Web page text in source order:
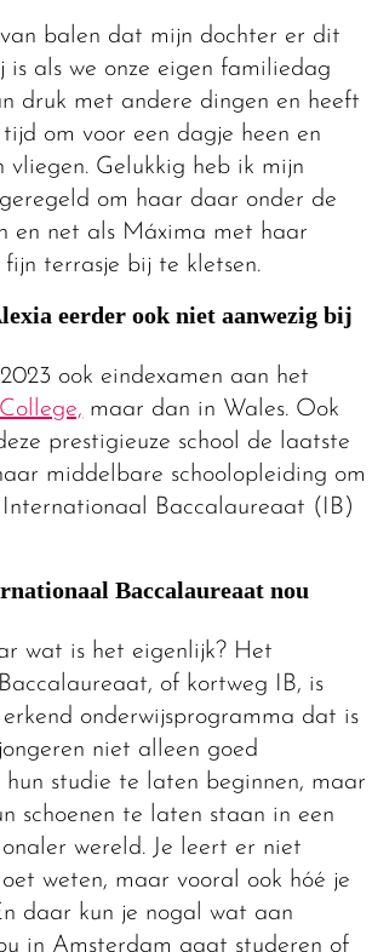
balen dat mijn dochter er dit
is als we onze eigen familiedag
druk met andere dingen en heeft
om voor een dagje heen en
vliegen. Gelukkig heb ik mijn
om haar daar onder de
en net als Máxima met haar
terrasje bij te kletsen.
eerder ook niet aanwezig bij
ook eindexamen aan het
maar dan in Wales. Ook
prestigieuze school de laatste
middelbare schoolopleiding om
Baccalaureaat (IB)
Baccalaureaat nou
wat is het eigenlijk? Het
of kortweg IB, is
onderwijsprogramma dat is
niet alleen goed
studie te laten beginnen, maar
schoenen te laten staan in een
wereld. Je leert er niet
weten, maar vooral ook hóé je
daar kun je nogal wat aan
in Amsterdam gaat studeren of